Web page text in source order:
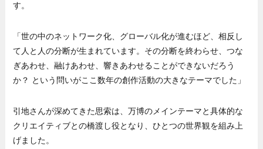
す。
「世の中のネットワーク化、グローバル化が進むほど、相反し
て人と人の分断が生まれています。その分断を終わらせ、つな
ぎあわせ、融けあわせ、響きあわせることができないだろう
か？ という問いがここ数年の創作活動の大きなテーマでした」
引地さんが深めてきた思索は、万博のメインテーマと具体的な
クリエイティブとの橋渡し役となり、ひとつの世界観を組み上
げました。